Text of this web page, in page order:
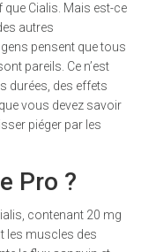
Cialis. Mais est-ce
autres
pensent que tous
pareils. Ce n’est
durées, des effets
vous devez savoir
piéger par les
Pro ?
contenant 20 mg
les muscles des